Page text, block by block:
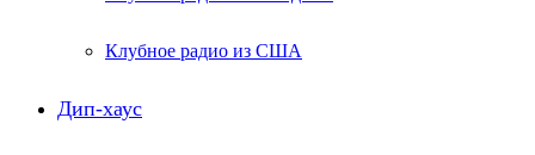
Клубное радио из США
Дип-хаус